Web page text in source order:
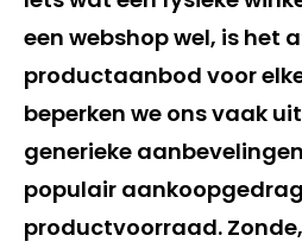
een webshop wel, is het
productaanbod voor
beperken we ons vaak
generieke
populair
productvoorraad.